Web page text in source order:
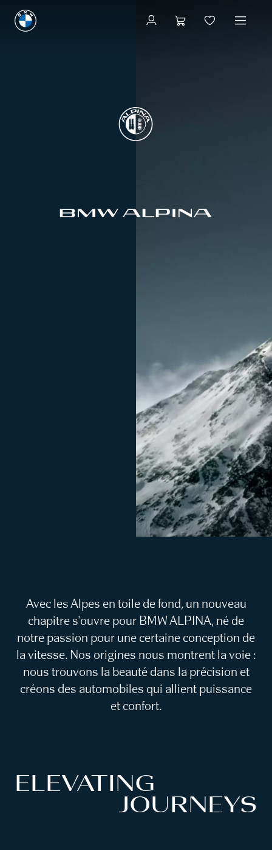
Avec les Alpes en toile de fond, un nouveau
chapitre s'ouvre pour BMW ALPINA, né de
notre passion pour une certaine conception de
la vitesse. Nos origines nous montrent la voie :
nous trouvons la beauté dans la précision et
créons des automobiles qui allient puissance
et confort.
ELEVATING
JOURNEYS